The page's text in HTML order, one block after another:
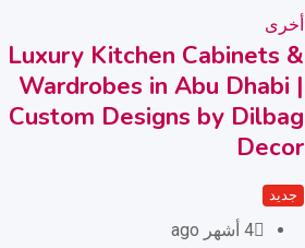
أخرى
Luxury Kitchen Cabinets &
Wardrobes in Abu Dhabi |
Custom Designs by Dilbag
Decor
جديد
4 أشهر ago